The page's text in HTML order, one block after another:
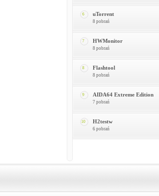
6 uTorrent
8 pobrań
7 HWMonitor
8 pobrań
8 Flashtool
8 pobrań
9 AIDA64 Extreme Edition
7 pobrań
10 H2testw
6 pobrań